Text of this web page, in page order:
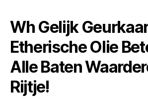
Wh Gelijk
Etherische Olie
Alle Baten
Rijtje!